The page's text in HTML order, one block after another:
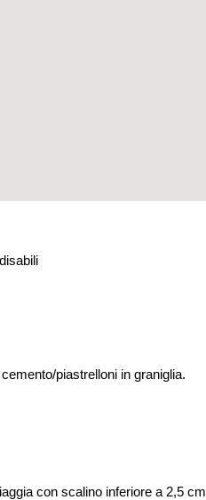
piastrelloni in graniglia.
con scalino inferiore a 2,5 cm